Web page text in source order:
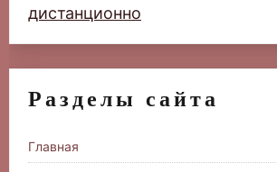
дистанционно
Разделы сайта
Главная